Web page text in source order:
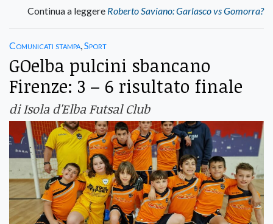
Continua a leggere Roberto Saviano: Garlasco vs Gomorra?
Comunicati stampa Sport
GOelba pulcini sbancano
Firenze: 3 – 6 risultato finale
di Isola d'Elba Futsal Club